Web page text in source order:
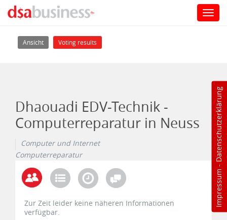
Impressum
-
Datenschutzerklärung
Haupt-Reiter
Ansicht (aktiver Reiter)
Voting results
Dhaouadi EDV-Technik -
Computerreparatur in Neuss
Computer und Internet
Computerreparatur
Zur Zeit leider keine näheren Informationen
verfügbar.